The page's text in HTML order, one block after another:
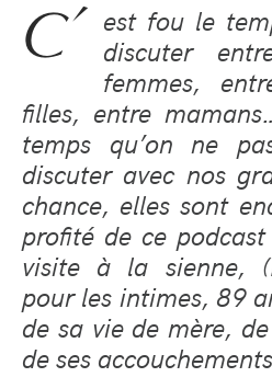
C’ est fou le
discuter
femmes,
filles, entre
temps qu’on ne
discuter avec nos
chance, elles sont
profité de ce
visite à la sienne,
pour les intimes, 89
de sa vie de mère,
de ses